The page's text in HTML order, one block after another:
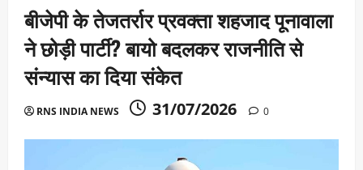
बीजेपी के तेजतर्रार प्रवक्ता शहजाद पूनावाला
ने छोड़ी पार्टी? बायो बदलकर राजनीति से
संन्यास का दिया संकेत
RNS INDIA NEWS 31/07/2026 0